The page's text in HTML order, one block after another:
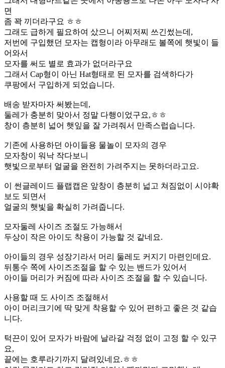
면
좀 꽉 끼더라구요 ㅎㅎ
그래도 급하게 필요하여 샀으니 어찌저찌 쓰긴썼는데,
저번에 구입했던 모자는 캡형이라 아무래도 볼쪽에 햇빛이 들
어와서
모자를 써도 별로 효과가 없더라구요
그래서 Cap형이 아닌 Hat형태로 된 모자를 검색하다가
쿠팡에서 구입하게 되었습니다.
배송 받자마자 써봤는데,
둘레가 충분히 맞아서 정말 다행이었구요,ㅎㅎ
창이 층분히 넓어 햇잎을 잘 가려줘서 만족스럽습니다.
기존에 사용하던 아이들용 물놀이 모자의 경우
모자창이 워낙 작다보니
햇빛으로부터 얼굴을 완전히 가려주지는 못하더라고요.
이 썬글레이드 플랩캡은 앞창이 층분히 넓고 쳐짐없이 시야확
보도 되면서
얼굴의 햇빛을 확실히 가려줍니다.
모자둘레 사이즈 조절도 가능해서
두상이 작은 아이도 착용이 가능할 것 같네요.
아이들의 경우 성장기라서 머리 둘레도 커지기 마련인데요.
뒤통수 쪽에 사이즈조절을 할 수 있는 밴드가 있어서
아이들 머리가 커짐에 따라 사이즈 조절을 할 수 있습니다.
사용할 때 도 사이즈 조절해서
아이 머리크기에 딱 맞게 착용할 수 있어 편하고 좋은 것 같습
니다.
턱끈이 있어 모자가 바람에 날라갈 걱정 없이 고정 할 수 있구
요,
끝에는 호루라기까지 달려있네요.ㅎㅎ